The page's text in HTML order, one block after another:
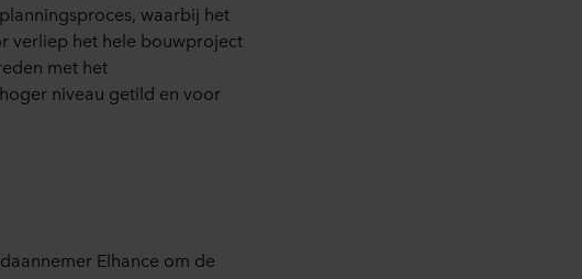
waarbij het
verliep het hele bouwproject
met het
niveau getild en voor
Elhance om de